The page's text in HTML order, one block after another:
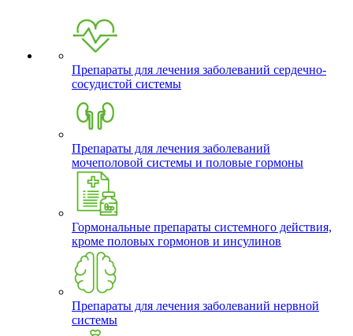
Препараты для лечения заболеваний сердечно-
сосудистой системы
Препараты для лечения заболеваний
мочеполовой системы и половые гормоны
Гормональные препараты системного действия,
кроме половых гормонов и инсулинов
Препараты для лечения заболеваний нервной
системы